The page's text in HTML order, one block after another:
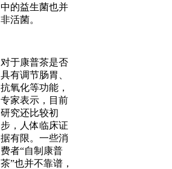
中的益生菌也并
非活菌。
对于康普茶是否
具有调节肠胃、
抗氧化等功能，
专家表示，目前
研究还比较初
步，人体临床证
据有限。一些消
费者“自制康普
茶”也并不靠谱，